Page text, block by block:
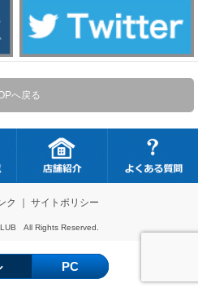
へ戻る
ク サイトポリシー
All Rights Reserved.
PC